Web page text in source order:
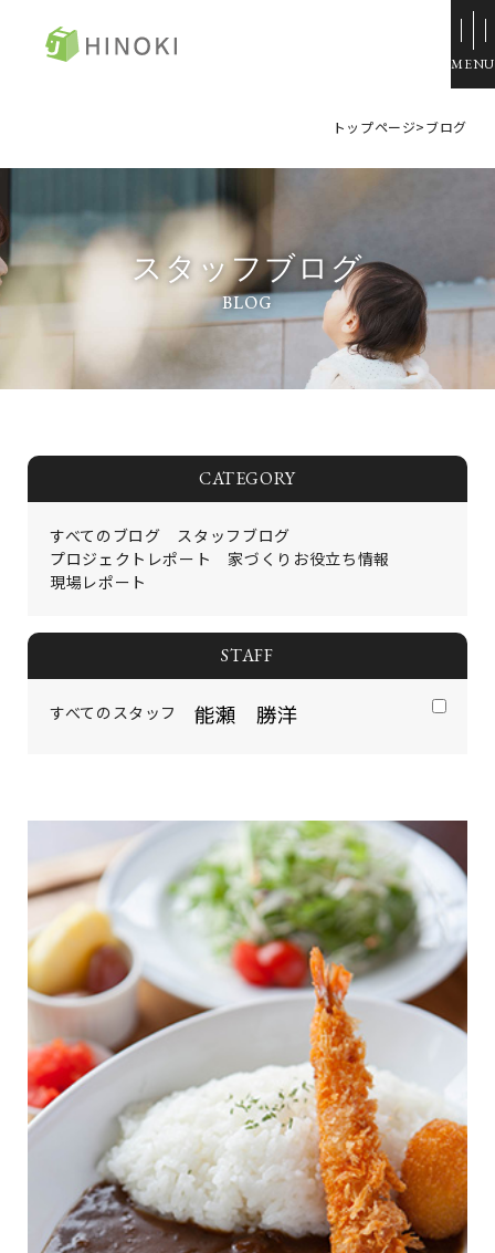
資料請求
イベント情報
施工例
トップページ
コンセプト
ひのきの家づくり
コンフォート
コンフォート 設備・仕様一
よくある質問
施工事例
お客様の声
リノベーション
展示場・モデルハウス
本社＆笹沖展示場
ハウジングモール倉敷
HINOラボ
来店・相談予約
イベント情報
土地情報
土地無料査定
会社概要
採用情報
お客様ご紹介制度
トップページ>ブログ
スタッフブログ
CATEGORY
すべてのブログ
スタッフブログ
プロジェクトレポート
家づくりお役立ち情報
現場レポート
STAFF
すべてのスタッフ